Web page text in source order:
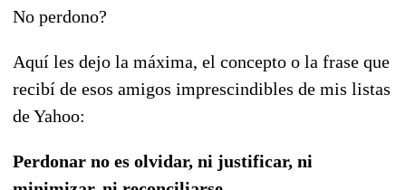
No perdono?
Aquí les dejo la máxima, el concepto o la frase que
recibí de esos amigos imprescindibles de mis listas
de Yahoo:
Perdonar no es olvidar, ni justificar, ni